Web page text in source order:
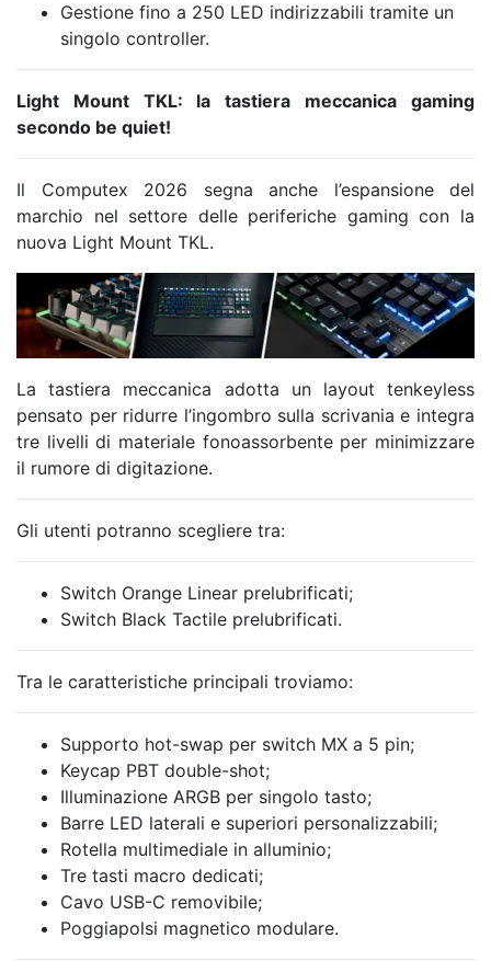
Gestione fino a 250 LED indirizzabili tramite un
singolo controller.
Light Mount TKL: la tastiera meccanica gaming
secondo be quiet!
Il Computex 2026 segna anche l’espansione del
marchio nel settore delle periferiche gaming con la
nuova Light Mount TKL.
La tastiera meccanica adotta un layout tenkeyless
pensato per ridurre l’ingombro sulla scrivania e integra
tre livelli di materiale fonoassorbente per minimizzare
il rumore di digitazione.
Gli utenti potranno scegliere tra:
Switch Orange Linear prelubrificati;
Switch Black Tactile prelubrificati.
Tra le caratteristiche principali troviamo:
Supporto hot-swap per switch MX a 5 pin;
Keycap PBT double-shot;
Illuminazione ARGB per singolo tasto;
Barre LED laterali e superiori personalizzabili;
Rotella multimediale in alluminio;
Tre tasti macro dedicati;
Cavo USB-C removibile;
Poggiapolsi magnetico modulare.